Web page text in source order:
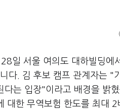
일 서울 여의도 대하빌딩
다. 김 후보 캠프 관계자는 "
다는 입장"이라고 배경을 밝
대한 무역보험 한도를 최대